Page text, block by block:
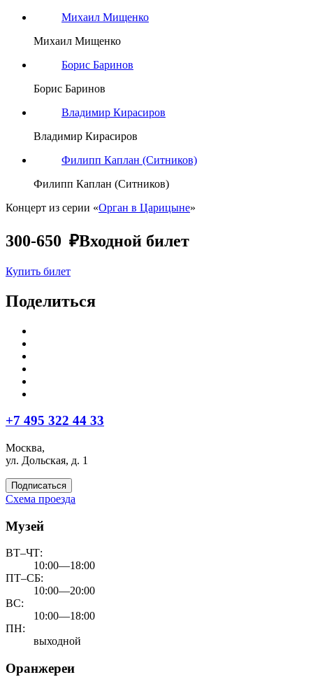
Михаил Мищенко
Михаил Мищенко
Борис Баринов
Борис Баринов
Владимир Кирасиров
Владимир Кирасиров
Филипп Каплан (Ситников)
Филипп Каплан (Ситников)
Концерт из серии «Орган в Царицыне»
300-650 ₽Входной билет
Купить билет
Поделиться
+7 495 322 44 33
Москва,
ул. Дольская, д. 1
Подписаться
Схема проезда
Музей
ВТ–ЧТ:
10:00—18:00
ПТ–СБ:
10:00—20:00
ВС:
10:00—18:00
ПН:
выходной
Оранжереи